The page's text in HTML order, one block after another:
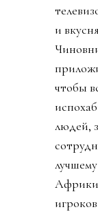
и
чтобы
людей,